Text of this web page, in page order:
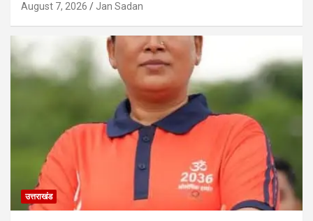
August 7, 2026 Jan Sadan
उत्तराखंड